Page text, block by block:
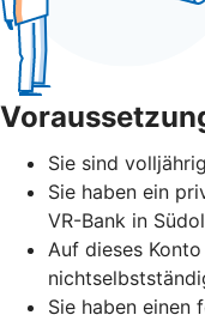
Sie sind
Sie haben ein
VR-Bank in
Auf dieses
Sie haben einen